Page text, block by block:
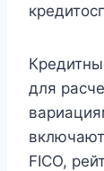
для
FICO,